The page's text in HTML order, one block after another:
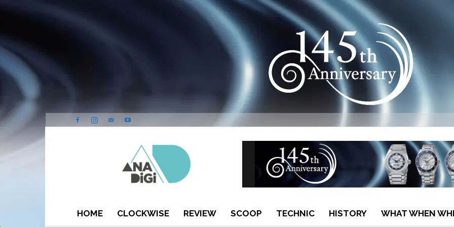
HOME CLOCKWISE REVIEW SCOOP TECHNIC HISTORY WHAT WHEN